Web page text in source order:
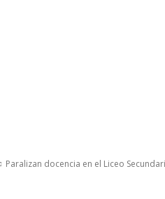
Paralizan docencia en el Liceo